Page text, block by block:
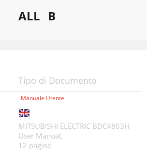
ALL B
Tipo di Documento
Manuale Utente
MITSUBISHI ELECTRIC BDC4803H
User Manual,
12 pagine